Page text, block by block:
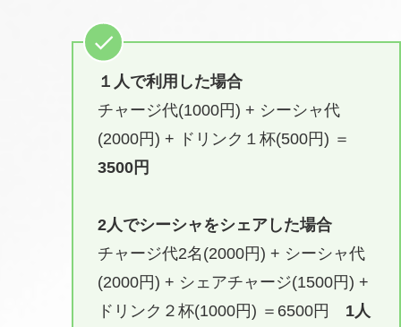
１人で利用した場合
チャージ代(1000円) + シーシャ代
(2000円) + ドリンク１杯(500円) ＝
3500円
2人でシーシャをシェアした場合
チャージ代2名(2000円) + シーシャ代
(2000円) + シェアチャージ(1500円) +
ドリンク２杯(1000円) ＝6500円 1人